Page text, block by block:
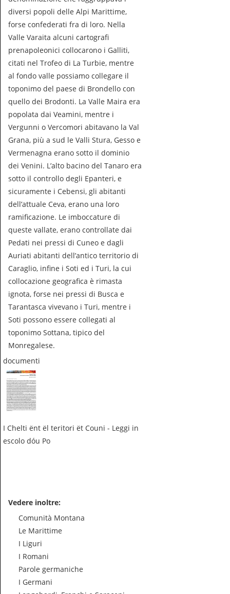
diversi popoli delle Alpi Marittime,
forse confederati fra di loro. Nella
Valle Varaita alcuni cartografi
prenapoleonici collocarono i Galliti,
citati nel Trofeo di La Turbie, mentre
al fondo valle possiamo collegare il
toponimo del paese di Brondello con
quello dei Brodonti. La Valle Maira era
popolata dai Veamini, mentre i
Vergunni o Vercomori abitavano la Val
Grana, più a sud le Valli Stura, Gesso e
Vermenagna erano sotto il dominio
dei Venini. L’alto bacino del Tanaro era
sotto il controllo degli Epanteri, e
sicuramente i Cebensi, gli abitanti
dell’attuale Ceva, erano una loro
ramificazione. Le imboccature di
queste vallate, erano controllate dai
Pedati nei pressi di Cuneo e dagli
Auriati abitanti dell’antico territorio di
Caraglio, infine i Soti ed i Turi, la cui
collocazione geografica è rimasta
ignota, forse nei pressi di Busca e
Tarantasca vivevano i Turi, mentre i
Soti possono essere collegati al
toponimo Sottana, tipico del
Monregalese.
documenti
I Chelti ënt ël teritori ët Couni - Leggi in
escolo dóu Po
Vedere inoltre:
Comunità Montana
Le Marittime
I Liguri
I Romani
Parole germaniche
I Germani